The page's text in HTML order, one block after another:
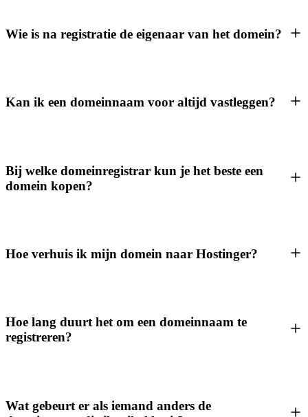
Wie is na registratie de eigenaar van het domein?
Kan ik een domeinnaam voor altijd vastleggen?
Bij welke domeinregistrar kun je het beste een
domein kopen?
Hoe verhuis ik mijn domein naar Hostinger?
Hoe lang duurt het om een domeinnaam te
registreren?
Wat gebeurt er als iemand anders de